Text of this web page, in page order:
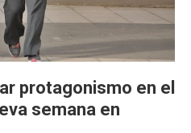
protagonismo en el
semana en